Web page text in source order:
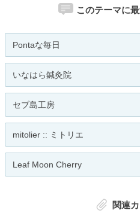
このテーマに
Pontaな毎日
いなはら鍼灸院
セブ島工房
mitolier :: ミトリエ
Leaf Moon Cherry
関連